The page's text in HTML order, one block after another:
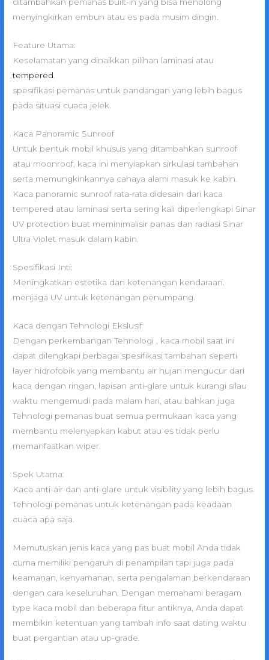
ditambahkan pemanas built-in yang bisa menolong
menyingkirkan embun atau es pada musim dingin.
Feature Utama:
Keselamatan yang dinaikkan pilihan laminasi atau
tempered
spesifikasi pemanas untuk pandangan yang lebih bagus
pada situasi cuaca jelek.
Kaca Panoramic Sunroof
Untuk bentuk mobil khusus yang ditambahkan sunroof
atau moonroof, kaca ini menyiapkan sirkulasi tambahan
serta memungkinkannya cahaya alami masuk ke kabin.
Kaca panoramic sunroof rata-rata didesain dari kaca
tempered atau laminasi serta sering kali diperlengkapi Sinar
UV protection buat meminimalisir panas dan radiasi Sinar
Ultra Violet masuk dalam kabin.
Spesifikasi Inti:
Meningkatkan estetika dan ketenangan kendaraan.
menjaga UV untuk ketenangan penumpang.
Kaca dengan Tehnologi Ekslusif
Dengan perkembangan Tehnologi , kaca mobil saat ini
dapat dilengkapi berbagai spesifikasi tambahan seperti
layer hidrofobik yang membantu air hujan mengucur dari
kaca dengan ringan, lapisan anti-glare untuk kurangi silau
waktu mengemudi pada malam hari, atau bahkan juga
Tehnologi pemanas buat semua permukaan kaca yang
membantu melenyapkan kabut atau es tidak perlu
memanfaatkan wiper.
Spek Utama:
Kaca anti-air dan anti-glare untuk visibility yang lebih bagus.
Tehnologi pemanas untuk ketenangan pada keadaan
cuaca apa saja.
Memutuskan jenis kaca yang pas buat mobil Anda tidak
cuma memiliki pengaruh di penampilan tapi juga pada
keamanan, kenyamanan, serta pengalaman berkendaraan
dengan cara keseluruhan. Dengan memahami beragam
type kaca mobil dan beberapa fitur antiknya, Anda dapat
membikin ketentuan yang tambah info saat dating waktu
buat pergantian atau up-grade.